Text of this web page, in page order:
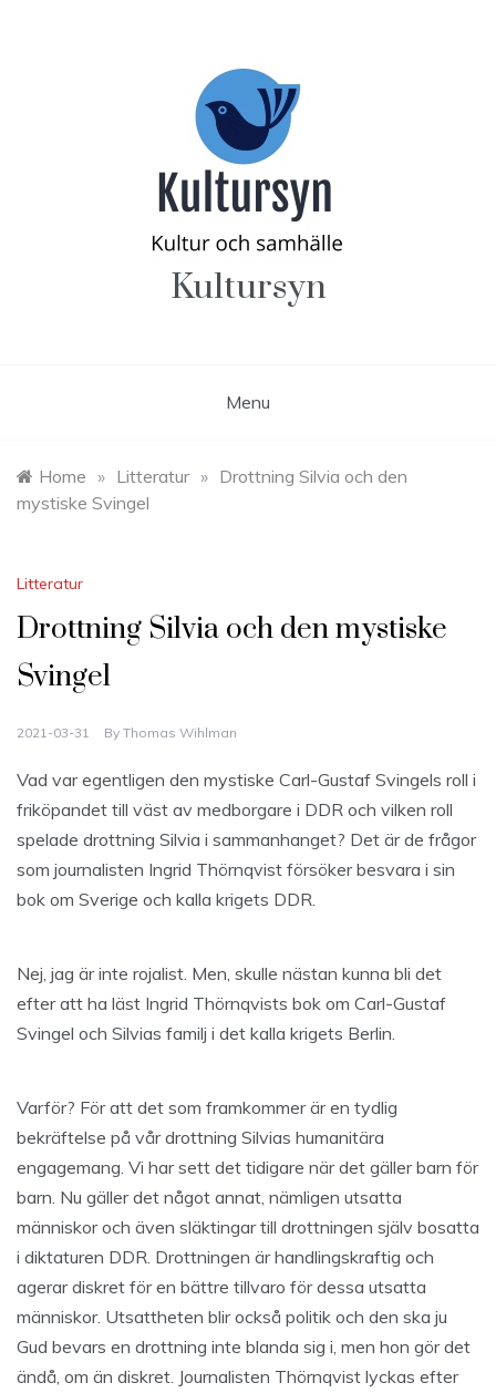
Kultursyn
Menu
Home » Litteratur » Drottning Silvia och den
mystiske Svingel
Litteratur
Drottning Silvia och den mystiske
Svingel
2021-03-31 By Thomas Wihlman
Vad var egentligen den mystiske Carl-Gustaf Svingels roll i
friköpandet till väst av medborgare i DDR och vilken roll
spelade drottning Silvia i sammanhanget? Det är de frågor
som journalisten Ingrid Thörnqvist försöker besvara i sin
bok om Sverige och kalla krigets DDR.
Nej, jag är inte rojalist. Men, skulle nästan kunna bli det
efter att ha läst Ingrid Thörnqvists bok om Carl-Gustaf
Svingel och Silvias familj i det kalla krigets Berlin.
Varför? För att det som framkommer är en tydlig
bekräftelse på vår drottning Silvias humanitära
engagemang. Vi har sett det tidigare när det gäller barn för
barn. Nu gäller det något annat, nämligen utsatta
människor och även släktingar till drottningen själv bosatta
i diktaturen DDR. Drottningen är handlingskraftig och
agerar diskret för en bättre tillvaro för dessa utsatta
människor. Utsattheten blir också politik och den ska ju
Gud bevars en drottning inte blanda sig i, men hon gör det
ändå, om än diskret. Journalisten Thörnqvist lyckas efter